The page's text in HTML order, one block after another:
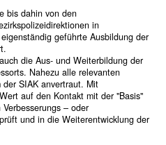
bis dahin von den
in
geführte Ausbildung der
die Aus- und Weiterbildung der
Nahezu alle relevanten
SIAK anvertraut. Mit
auf den Kontakt mit der "Basis"
– oder
und in die Weiterentwicklung der